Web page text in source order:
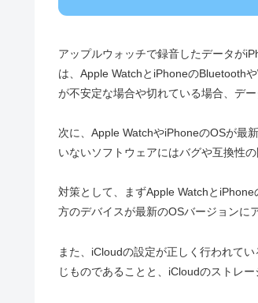
アップルウォッチで録音したデータが
は、Apple WatchとiPhoneのBluetooth
が不安定な場合や切れている場合、デ
次に、Apple WatchやiPhoneのOSが最
いないソフトウェアにはバグや互換性
対策として、まずApple Watchと
方のデバイスが最新のOSバージョンに
また、iCloudの設定が正しく行われて
じものであることと、iCloudのストレ